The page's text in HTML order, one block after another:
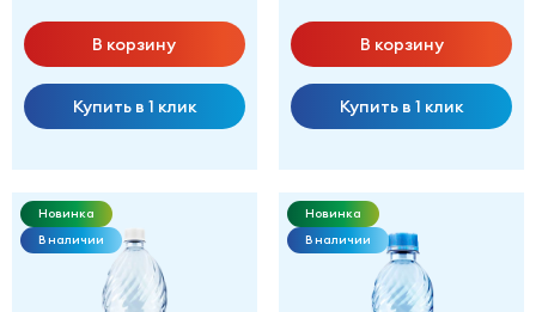
В корзину
Купить в 1 клик
В корзину
Купить в 1 клик
Новинка
В наличии
Новинка
В наличии